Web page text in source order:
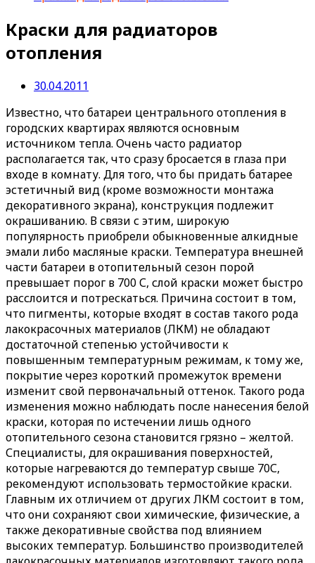
Краски для радиаторов
отопления
30.04.2011
Известно, что батареи центрального отопления в
городских квартирах являются основным
источником тепла. Очень часто радиатор
располагается так, что сразу бросается в глаза при
входе в комнату. Для того, что бы придать батарее
эстетичный вид (кроме возможности монтажа
декоративного экрана), конструкция подлежит
окрашиванию. В связи с этим, широкую
популярность приобрели обыкновенные алкидные
эмали либо масляные краски. Температура внешней
части батареи в отопительный сезон порой
превышает порог в 700 С, слой краски может быстро
расслоится и потрескаться. Причина состоит в том,
что пигменты, которые входят в состав такого рода
лакокрасочных материалов (ЛКМ) не обладают
достаточной степенью устойчивости к
повышенным температурным режимам, к тому же,
покрытие через короткий промежуток времени
изменит свой первоначальный оттенок. Такого рода
изменения можно наблюдать после нанесения белой
краски, которая по истечении лишь одного
отопительного сезона становится грязно – желтой.
Специалисты, для окрашивания поверхностей,
которые нагреваются до температур свыше 70С,
рекомендуют использовать термостойкие краски.
Главным их отличием от других ЛКМ состоит в том,
что они сохраняют свои химические, физические, а
также декоративные свойства под влиянием
высоких температур. Большинство производителей